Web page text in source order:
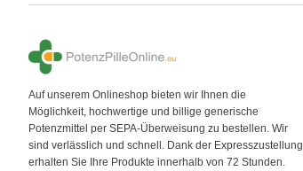
Auf unserem Onlineshop bieten wir Ihnen die
Möglichkeit, hochwertige und billige generische
Potenzmittel per SEPA-Überweisung zu bestellen. Wir
sind verlässlich und schnell. Dank der Expresszustellung
erhalten Sie Ihre Produkte innerhalb von 72 Stunden.